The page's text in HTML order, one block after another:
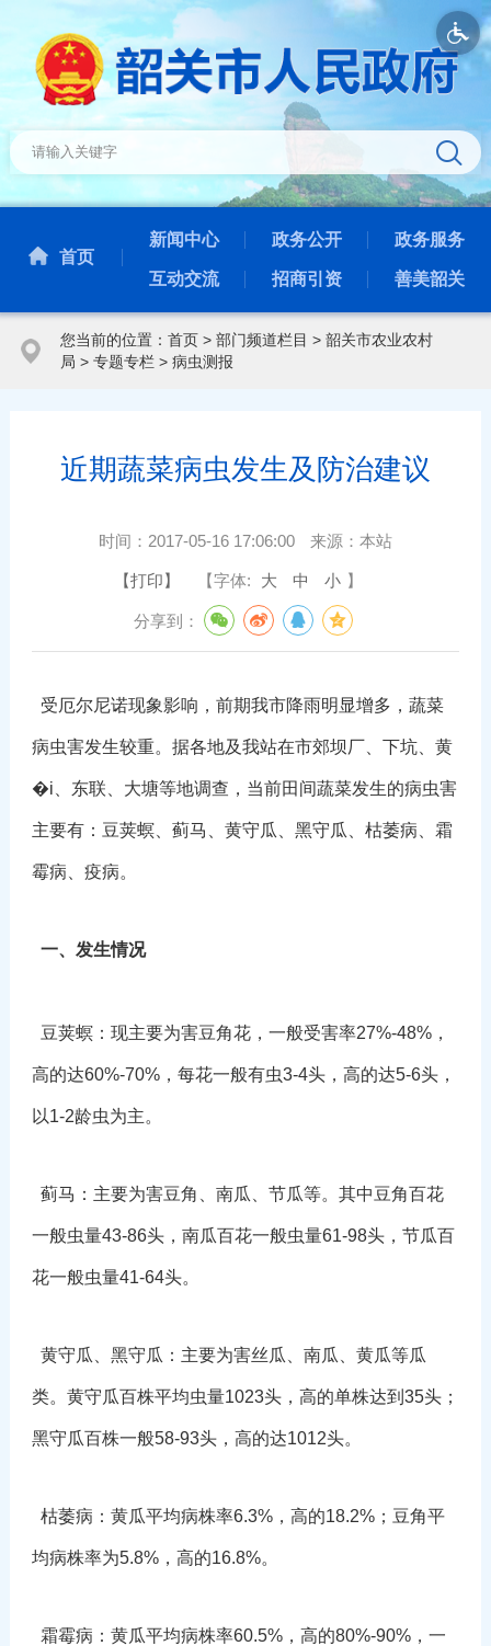
首页
新闻中心 政务公开 政务服务
互动交流 招商引资 善美韶关
您当前的位置： 首页> 部门频道栏目 > 韶关市农业农村
局 > 专题专栏> 病虫测报
近期蔬菜病虫发生及防治建议
时间： 2017-05-16 17:06:00 来源： 本站
【打印】 【字体: 大 中 小 】
分享到：
受厄尔尼诺现象影响，前期我市降雨明显增多，蔬菜
病虫害发生较重。据各地及我站在市郊坝厂、下坑、黄
�i、东联、大塘等地调查，当前田间蔬菜发生的病虫害
主要有：豆荚螟、蓟马、黄守瓜、黑守瓜、枯萎病、霜
霉病、疫病。
一、发生情况
豆荚螟：现主要为害豆角花，一般受害率27%-48%，
高的达60%-70%，每花一般有虫3-4头，高的达5-6头，
以1-2龄虫为主。
蓟马：主要为害豆角、南瓜、节瓜等。其中豆角百花
一般虫量43-86头，南瓜百花一般虫量61-98头，节瓜百
花一般虫量41-64头。
黄守瓜、黑守瓜：主要为害丝瓜、南瓜、黄瓜等瓜
类。黄守瓜百株平均虫量1023头，高的单株达到35头；
黑守瓜百株一般58-93头，高的达1012头。
枯萎病：黄瓜平均病株率6.3%，高的18.2%；豆角平
均病株率为5.8%，高的16.8%。
霜霉病：黄瓜平均病株率60.5%，高的80%-90%，一